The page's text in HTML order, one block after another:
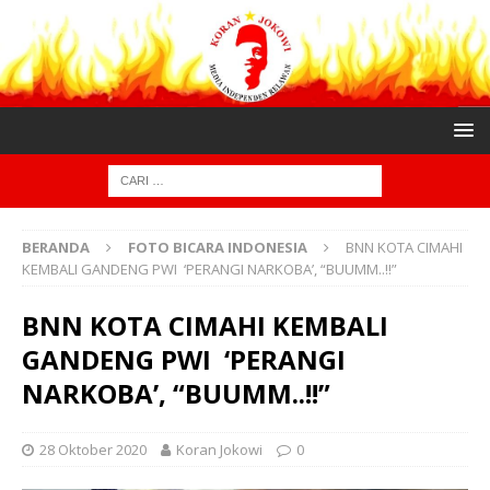
BERANDA FOTO BICARA INDONESIA
BNN KOTA CIMAHI
KEMBALI GANDENG PWI ‘PERANGI NARKOBA’, “BUUMM..!!”
BNN KOTA CIMAHI KEMBALI
GANDENG PWI ‘PERANGI
NARKOBA’, “BUUMM..!!”
28 Oktober 2020 Koran Jokowi 0